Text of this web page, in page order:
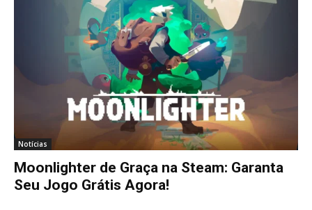
Notícias
Moonlighter de Graça na Steam: Garanta
Seu Jogo Grátis Agora!